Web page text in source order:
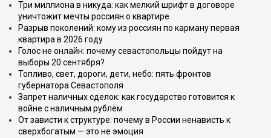
Три миллиона в никуда: как мелкий шрифт в договоре
уничтожит мечты россиян о квартире
Разрыв поколений: кому из россиян по карману первая
квартира в 2026 году
Голос не онлайн: почему севастопольцы пойдут на
выборы 20 сентября?
Топливо, свет, дороги, дети, небо: пять фронтов
губернатора Севастополя
Запрет наличных сделок: как государство готовится к
войне с наличным рублём
От зависти к структуре: почему в России ненависть к
сверхбогатым — это не эмоция